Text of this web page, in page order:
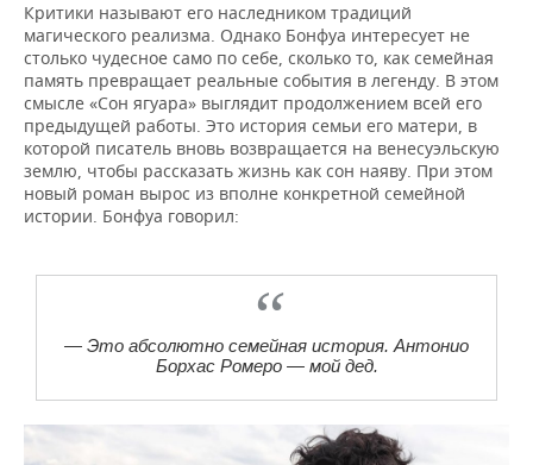
Критики называют его наследником традиций
магического реализма. Однако Бонфуа интересует не
столько чудесное само по себе, сколько то, как семейная
память превращает реальные события в легенду. В этом
смысле «Сон ягуара» выглядит продолжением всей его
предыдущей работы. Это история семьи его матери, в
которой писатель вновь возвращается на венесуэльскую
землю, чтобы рассказать жизнь как сон наяву. При этом
новый роман вырос из вполне конкретной семейной
истории. Бонфуа говорил:
— Это абсолютно семейная история. Антонио
Борхас Ромеро — мой дед.